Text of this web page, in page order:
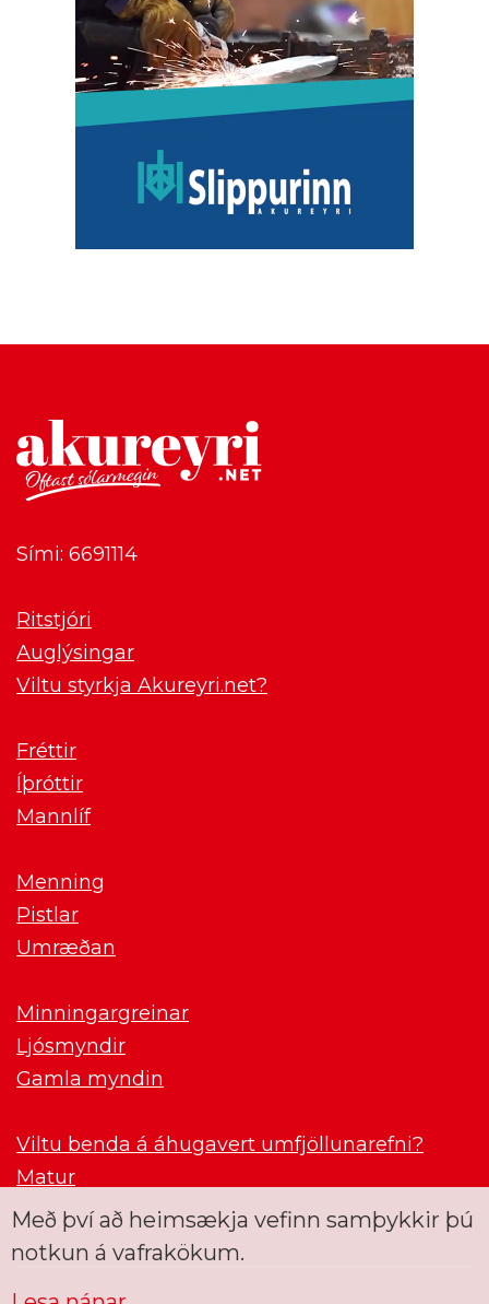
Sími: 6691114
Ritstjóri
Auglýsingar
Viltu styrkja Akureyri.net?
Fréttir
Íþróttir
Mannlíf
Menning
Pistlar
Umræðan
Minningargreinar
Ljósmyndir
Gamla myndin
Viltu benda á áhugavert umfjöllunarefni?
Matur
Með því að heimsækja vefinn samþykkir þú
notkun á vafrakökum.